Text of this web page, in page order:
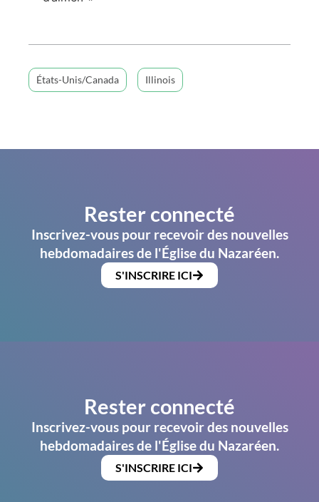
États-Unis/Canada Illinois
Rester connecté
Inscrivez-vous pour recevoir des nouvelles
hebdomadaires de l'Église du Nazaréen.
S'INSCRIRE ICI
Rester connecté
Inscrivez-vous pour recevoir des nouvelles
hebdomadaires de l'Église du Nazaréen.
S'INSCRIRE ICI